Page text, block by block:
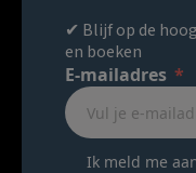
✔ Blijf op de
en boeken
E-mailadres
Ik meld me